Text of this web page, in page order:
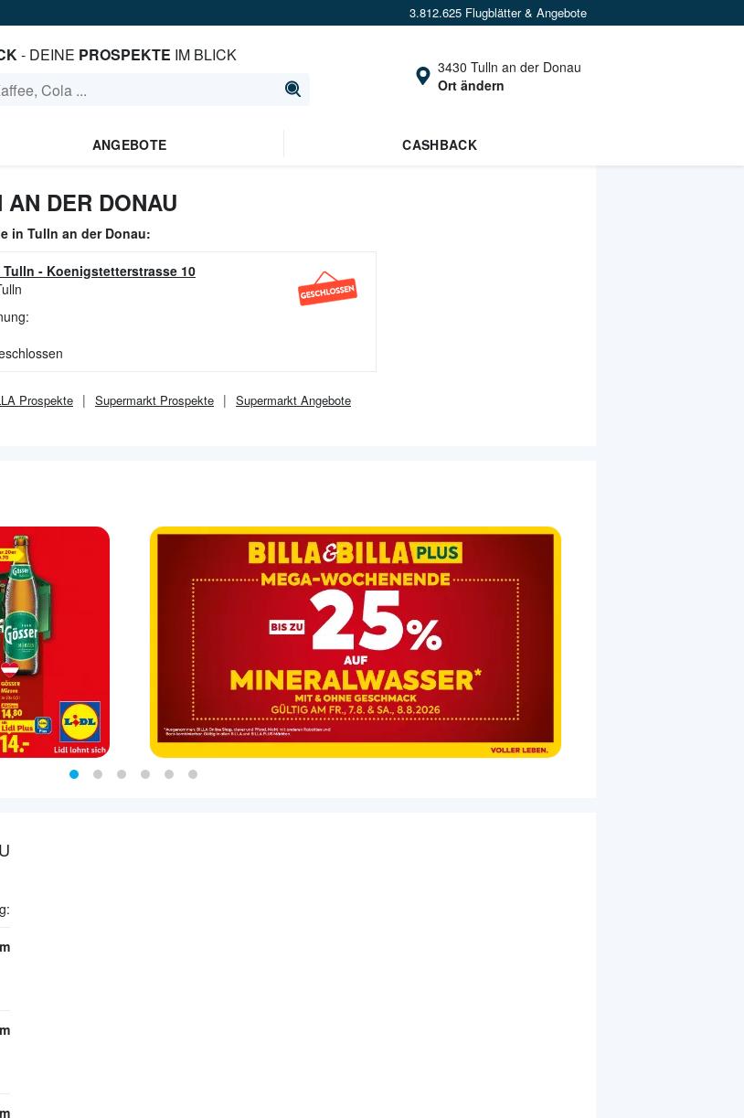
3.812.625 Flugblätter & Angebote
- DEINE PROSPEKTE IM BLICK
3430 Tulln an der Donau
Ort ändern
ANGEBOTE CASHBACK
DER DONAU
in Tulln an der Donau:
Tulln - Koenigstetterstrasse 10
Prospekte Supermarkt Prospekte Supermarkt Angebote